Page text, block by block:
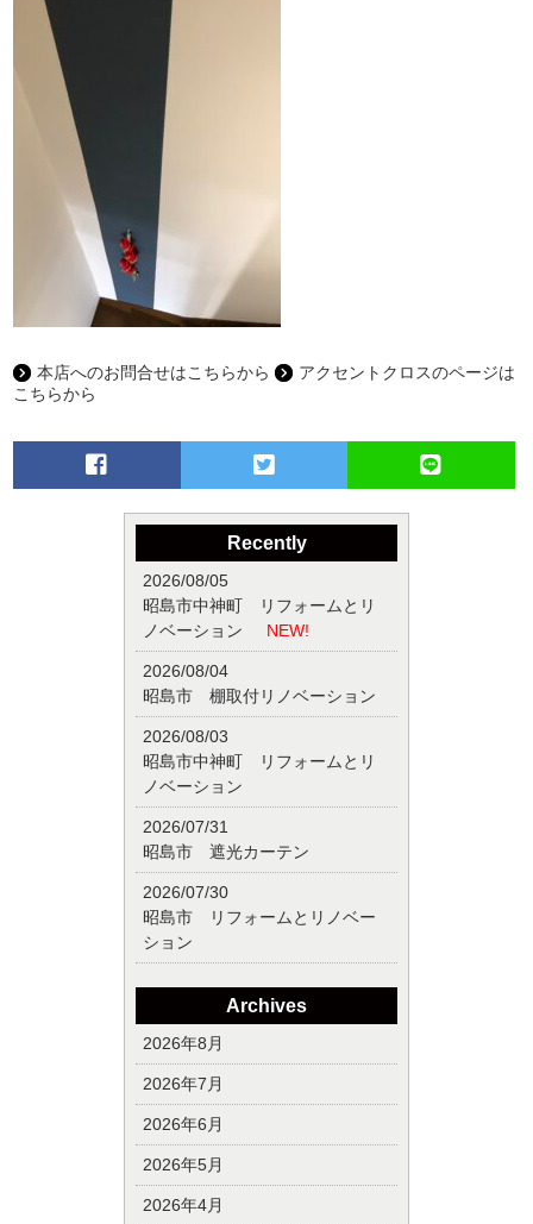
本店へのお問合せはこちらから
アクセントクロスのページは
こちらから
Recently
2026/08/05
昭島市中神町 リフォームとリ
ノベーション
NEW!
2026/08/04
昭島市 棚取付リノベーション
2026/08/03
昭島市中神町 リフォームとリ
ノベーション
2026/07/31
昭島市 遮光カーテン
2026/07/30
昭島市 リフォームとリノベー
ション
Archives
2026年8月
2026年7月
2026年6月
2026年5月
2026年4月